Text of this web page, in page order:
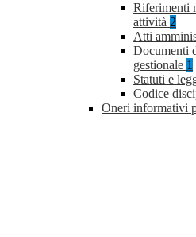
Riferimenti
attività 2
Atti
Documenti
gestionale 1
Statuti e
Codice
Oneri informativi